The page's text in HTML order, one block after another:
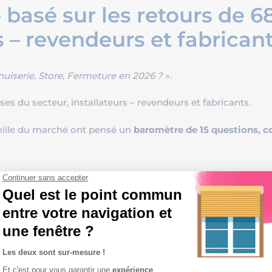
sur les retours de
revendeurs et
Store, Fermeture en 2026 ? ».
du secteur, installateurs – revendeurs et fabricants.
du marché ont pensé un baromètre de 15 questions,
dessolutions du Groupe ELCIA , y ont répondu